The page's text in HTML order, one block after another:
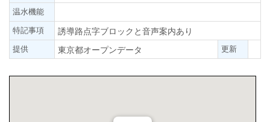
温水機能
特記事項
誘導路点字ブロックと音声案内あり
提供 東京都オープンデータ 更新